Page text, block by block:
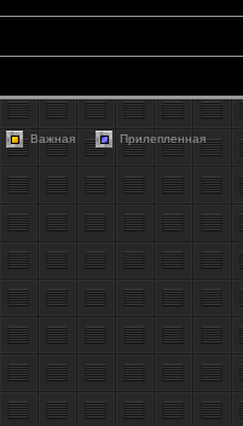
Важная Прилепленная